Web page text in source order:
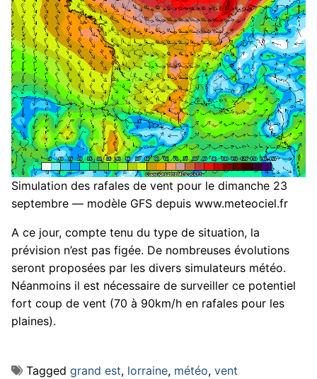
Simulation des rafales de vent pour le dimanche 23
septembre — modèle GFS depuis www.meteociel.fr
A ce jour, compte tenu du type de situation, la
prévision n’est pas figée. De nombreuses évolutions
seront proposées par les divers simulateurs météo.
Néanmoins il est nécessaire de surveiller ce potentiel
fort coup de vent (70 à 90km/h en rafales pour les
plaines).
Tagged grand est, lorraine, météo, vent